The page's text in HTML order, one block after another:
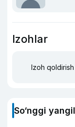
Izohlar
Izoh
So‘nggi